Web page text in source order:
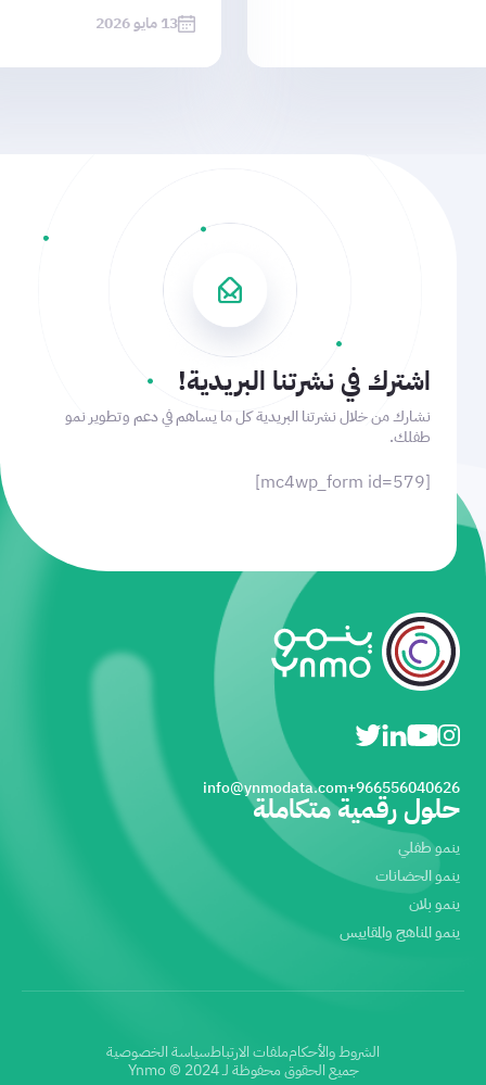
13 مايو 2026
اشترك في نشرتنا البريدية!
نشارك من خلال نشرتنا البريدية كل ما يساهم في دعم وتطوير نمو
طفلك.
[mc4wp_form id=579]
966556040626+
info@ynmodata.com
حلول رقمية متكاملة
ينمو طفلي
ينمو الحضانات
ينمو بلان
ينمو المناهج والمقاييس
جميع الحقوق محفوظة لـ Ynmo © 2024
الشروط والأحكامملفات الارتباطسياسة الخصوصية